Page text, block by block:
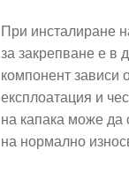
При инсталиране
за закрепване е в
компонент зависи
експлоатация и
на капака може да
на нормално